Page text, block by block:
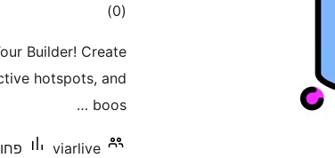
(0 דרוגים)
Builder! Create
hotspots, and
boos …
viarlive פחות מ-